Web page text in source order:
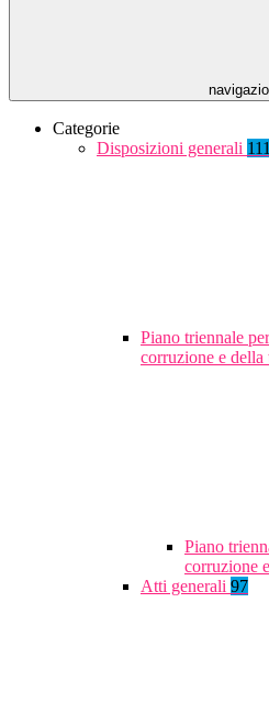
Categorie
Disposizioni generali 111
Piano triennale
corruzione e della
Piano
corruzione
Atti generali 97